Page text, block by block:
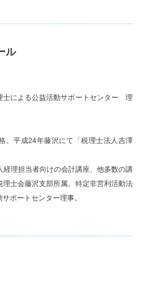
ル
士による公益活動サポートセンター 理
。平成24年藤沢にて「税理士法人吉澤
経理担当者向けの会計講座、他多数の講
理士会藤沢支部所属。特定非営利活動法
ポートセンター理事。